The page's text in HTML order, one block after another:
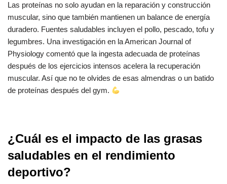
Las proteínas no solo ayudan en la reparación y construcción
muscular, sino que también mantienen un balance de energía
duradero. Fuentes saludables incluyen el pollo, pescado, tofu y
legumbres. Una investigación en la American Journal of
Physiology comentó que la ingesta adecuada de proteínas
después de los ejercicios intensos acelera la recuperación
muscular. Así que no te olvides de esas almendras o un batido
de proteínas después del gym.
¿Cuál es el impacto de las grasas
saludables en el rendimiento
deportivo?